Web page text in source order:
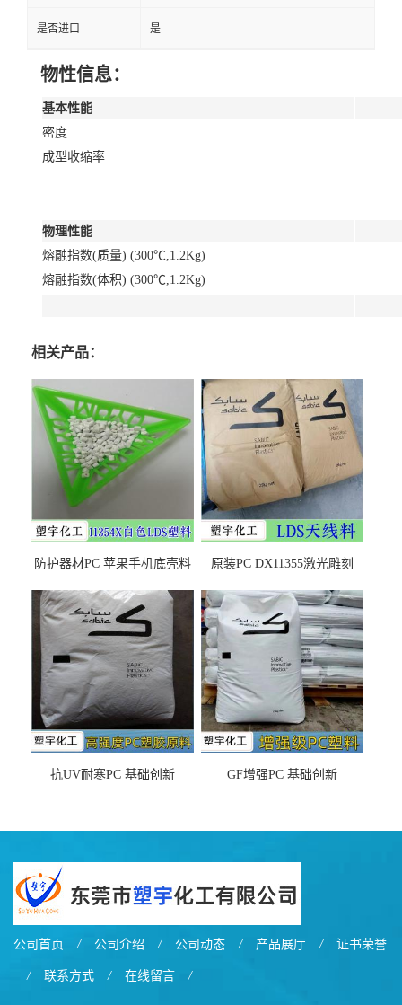
是否进口 是
物性信息：
基本性能
密度
成型收缩率
物理性能
熔融指数(质量) (300℃,1.2Kg)
熔融指数(体积) (300℃,1.2Kg)
相关产品：
防护器材PC 苹果手机底壳料
之忧
原装PC DX11355激光雕刻
抗UV耐寒PC 基础创新
GF增强PC 基础创新
公司首页 / 公司介绍 / 公司动态 / 产品展厅 / 证书荣誉
/ 联系方式 / 在线留言 /